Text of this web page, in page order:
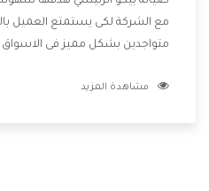
مع الشركة لكى يستمتع العميل
متواجدين بشكل مميز فى
الشركة بها والتى تكون منها خدمة
مشاهدة المزيد